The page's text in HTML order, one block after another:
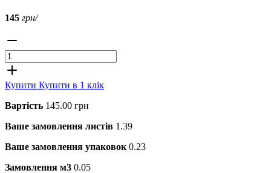
145 грн/
Купити Купити в 1 клік
Вартість 145.00 грн
Ваше замовлення листів 1.39
Ваше замовлення упаковок 0.23
Замовлення м3 0.05